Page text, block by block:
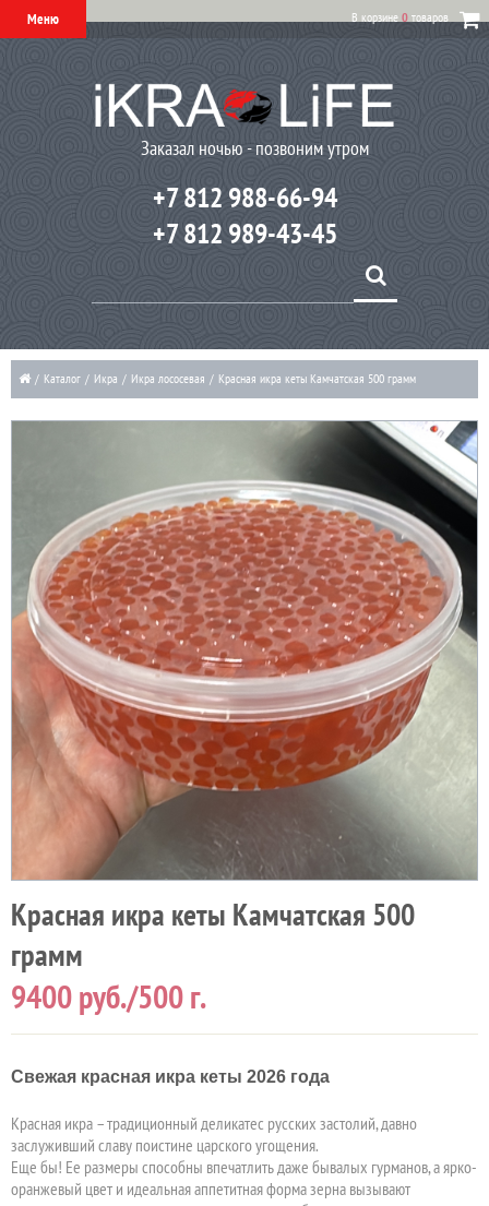
Меню В корзине 0 товаров
Заказал ночью - позвоним утром
+7 812 988-66-94
+7 812 989-43-45
/ Каталог / Икра / Икра лососевая / Красная икра кеты Камчатская 500 грамм
Красная икра кеты Камчатская 500
грамм
9400руб./500 г.
Свежая красная икра кеты 2026 года
Красная икра – традиционный деликатес русских застолий, давно
заслуживший славу поистине царского угощения.
Еще бы! Ее размеры способны впечатлить даже бывалых гурманов, а ярко-
оранжевый цвет и идеальная аппетитная форма зерна вызывают